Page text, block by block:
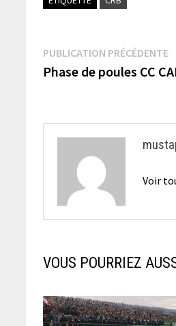
Navigation
de
PUBLICATION PRÉCÉDENTE
Phase de poules CC
Voir
VOUS POURRIEZ